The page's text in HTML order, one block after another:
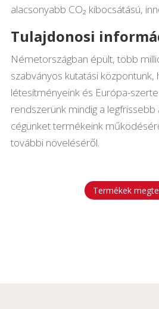
alacsonyabb CO₂ kibocsátású,
Tulajdonosi
Németországban épült, több
szabványos kutatási központunk,
létesítményeink és Európa-
rendszerünk mindig a legfrissebb
cégünket termékeink
további növeléséről.
Termékek